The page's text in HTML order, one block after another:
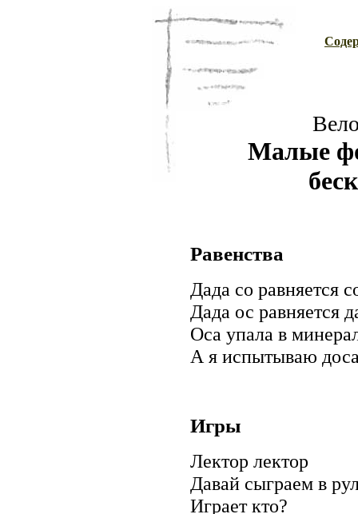
Малые
Равенства
Дада со равняется
Дада ос равняется
Оса упала в
А я испытываю
Игры
Лектор лектор
Давай сыграем в
Играет кто?